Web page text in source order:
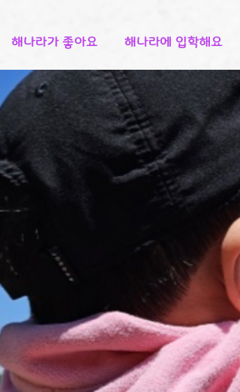
해나라가 좋아요 해나라에 입학해요